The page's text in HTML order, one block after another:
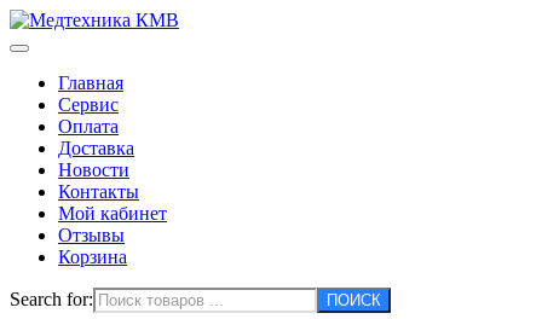
Главная
Сервис
Оплата
Доставка
Новости
Контакты
Мой кабинет
Отзывы
Корзина
Search for: